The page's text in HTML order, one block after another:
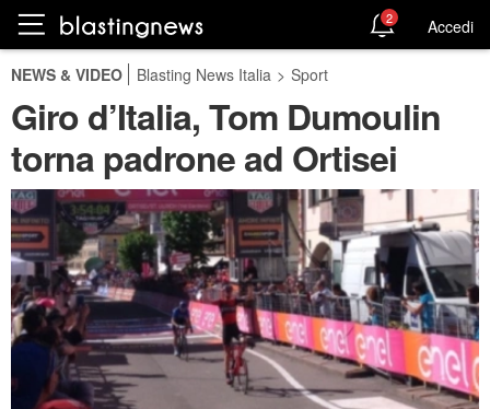
2 Accedi
NEWS & VIDEO Blasting News Italia > Sport
Giro d’Italia, Tom Dumoulin
torna padrone ad Ortisei